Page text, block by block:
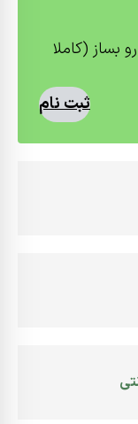
بساز (کاملا
ثبت نام